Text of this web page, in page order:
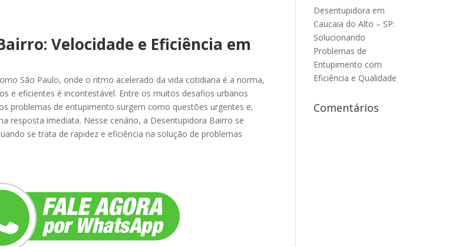
Velocidade e Eficiência em
São Paulo, onde o ritmo acelerado da vida cotidiana é a norma,
e eficientes é incontestável. Entre os muitos desafios urbanos
problemas de entupimento surgem como questões urgentes e,
resposta imediata. Nesse cenário, a Desentupidora Bairro se
se trata de rapidez e eficiência na solução de problemas
Desentupidora em
Caucaia do Alto – SP:
Solucionando
Problemas de
Entupimento com
Eficiência e Qualidade
Comentários